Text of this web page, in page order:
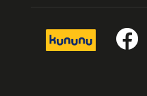
kununu